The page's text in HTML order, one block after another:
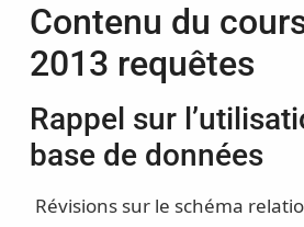
Contenu du
2013 requêtes
Rappel sur
base de données
Révisions sur le schéma